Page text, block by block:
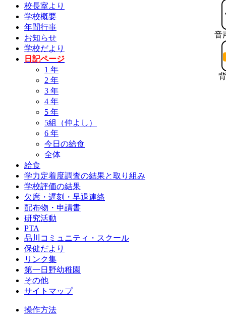
音
校長室より
学校概要
年間行事
お知らせ
学校だより
日記ページ
1 年
2 年
3 年
4 年
5 年
5組（仲よし）
6 年
今日の給食
全体
給食
学力定着度調査の結果と取り組み
学校評価の結果
欠席・遅刻・早退連絡
配布物・申請書
研究活動
PTA
品川コミュニティ・スクール
保健だより
リンク集
第一日野幼稚園
その他
サイトマップ
操作方法